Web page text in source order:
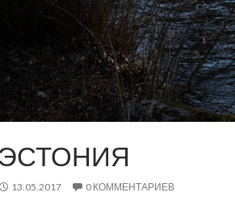
ЭСТОНИЯ
13.05.2017 0 КОММЕНТАРИЕВ